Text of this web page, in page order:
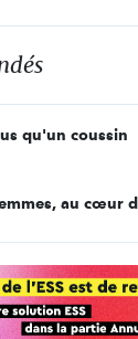
qu'un coussin